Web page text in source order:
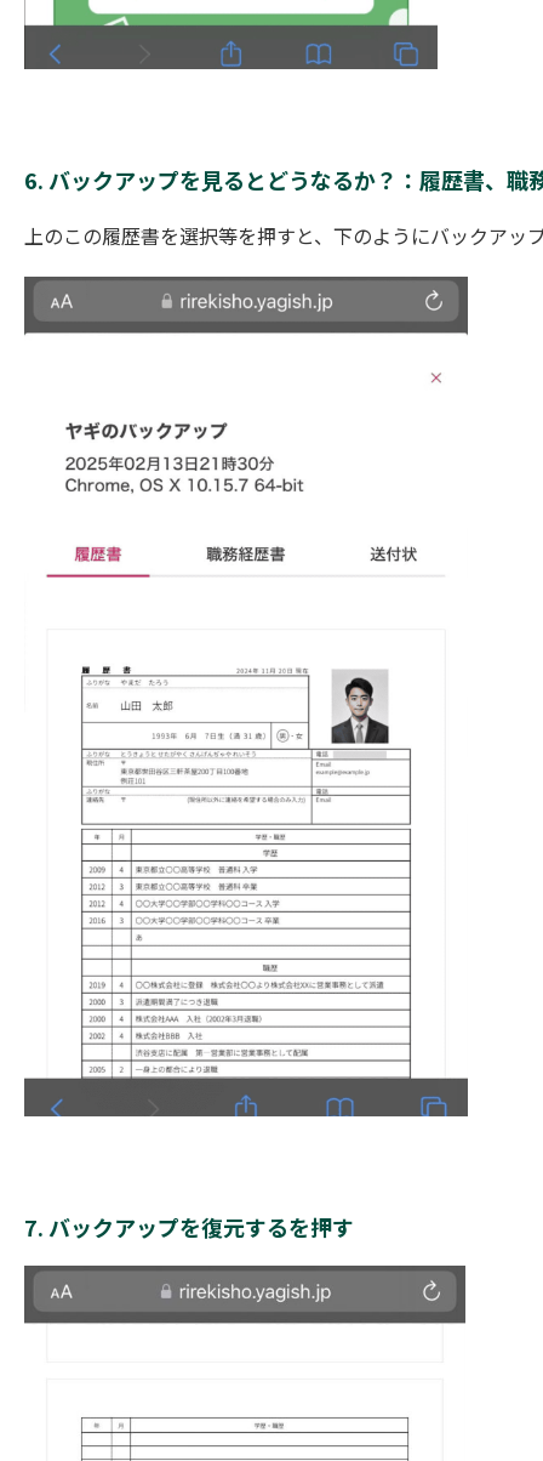
6. バックアップを見るとどうなるか？：履歴書、職
上のこの履歴書を選択等を押すと、下のようにバックアッ
7. バックアップを復元するを押す